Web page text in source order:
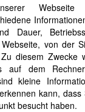
Webseite
Dauer,
von der
diesem Zwecke
auf dem
kleine
kann,
besucht haben.